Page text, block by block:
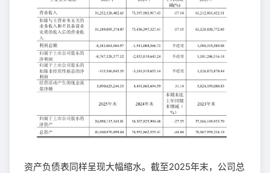
资产负债表同样呈现大幅缩水。截至2025年末，公司总